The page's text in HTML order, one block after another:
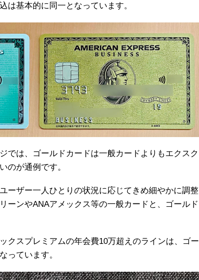
は基本的に同一となっています。
では、ゴールドカードは一般カードよりもエクスク
のが通例です。
ーザー一人ひとりの状況に応じてきめ細やかに調整
ーンやANAアメックス等の一般カードと、ゴールド
クスプレミアムの年会費10万超えのラインは、ゴー
っています。